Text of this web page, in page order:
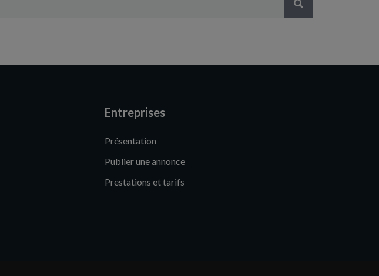
Entreprises
Présentation
Publier une annonce
Prestations et tarifs